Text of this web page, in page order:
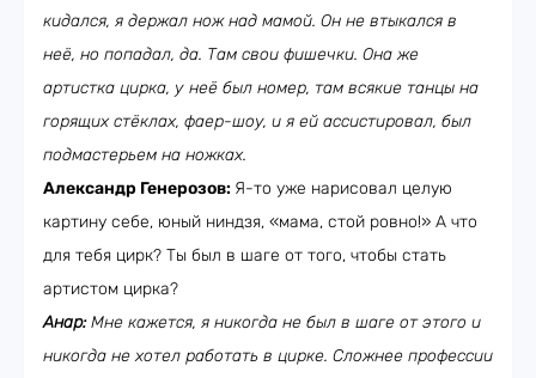
кидался, я держал нож над мамой. Он не втыкался в
неё, но попадал, да. Там свои фишечки. Она же
артистка цирка, у неё был номер, там всякие танцы на
горящих стёклах, фаер-шоу, и я ей ассистировал, был
подмастерьем на ножках.
Александр Генерозов: Я-то уже нарисовал целую
картину себе, юный ниндзя, «мама, стой ровно!» А что
для тебя цирк? Ты был в шаге от того, чтобы стать
артистом цирка?
Анар:Мне кажется, я никогда не был в шаге от этого и
никогда не хотел работать в цирке. Сложнее профессии